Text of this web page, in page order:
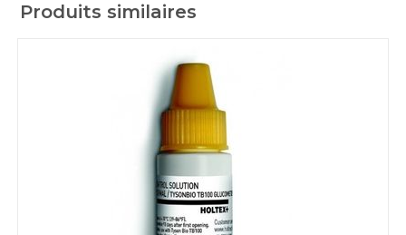
Produits similaires